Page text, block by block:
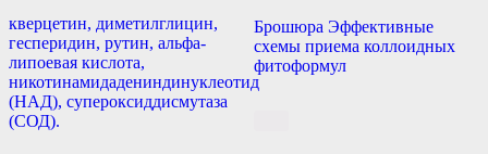
кверцетин, диметилглицин,
гесперидин, рутин, альфа-
липоевая кислота,
никотинамидадениндинуклеотид
(НАД), супероксиддисмутаза
(СОД).
Брошюра Эффективные
схемы приема коллоидных
фитоформул